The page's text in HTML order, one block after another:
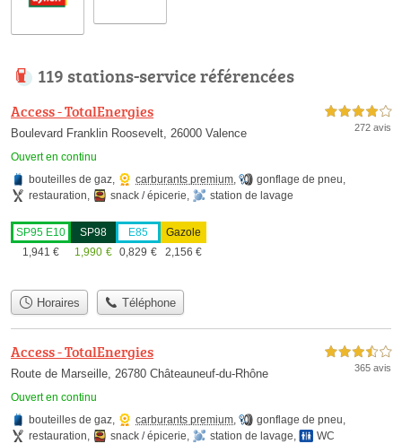
119 stations-service référencées
Access - TotalEnergies
Boulevard Franklin Roosevelt, 26000 Valence
Ouvert en continu
4,0 étoiles sur 5
272 avis
bouteilles de gaz, carburants premium, gonflage de pneu,
restauration, snack / épicerie, station de lavage
SP95 E10
1,941 €
SP98
1,990 €
E85
0,829 €
Gazole
2,156 €
Horaires Téléphone
Access - TotalEnergies
Route de Marseille, 26780 Châteauneuf-du-Rhône
Ouvert en continu
3,5 étoiles sur 5
365 avis
bouteilles de gaz, carburants premium, gonflage de pneu,
restauration, snack / épicerie, station de lavage, WC